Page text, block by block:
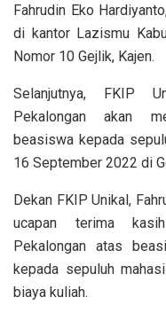
Fahrudin Eko
di kantor Lazismu
Nomor 10 Gejlik, Kajen.
Selanjutnya, FKIP
Pekalongan akan
beasiswa kepada
16 September 2022 di
Dekan FKIP Unikal,
ucapan terima
Pekalongan atas
kepada sepuluh
biaya kuliah.